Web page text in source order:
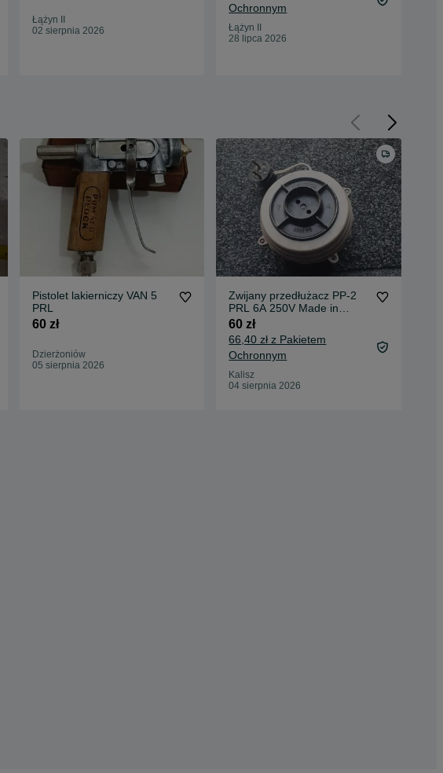
Łążyn II
02 sierpnia 2026
Ochronnym
Łążyn II
28 lipca 2026
Pistolet lakierniczy VAN 5
PRL
60 zł
Dzierżoniów
05 sierpnia 2026
Zwijany przedłużacz PP-2
PRL 6A 250V Made in
Poland – oryginał vintage
60 zł
66,40 zł z Pakietem
Ochronnym
Kalisz
04 sierpnia 2026